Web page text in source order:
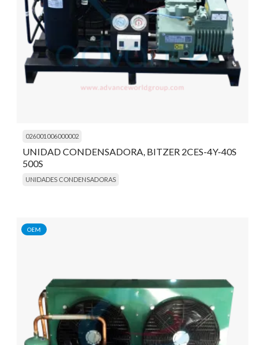
026001006000002
UNIDAD CONDENSADORA, BITZER 2CES-4Y-40S
500S
UNIDADES CONDENSADORAS
OEM